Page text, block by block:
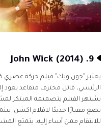
9. John Wick (2014)
يعتبر "جون ويك" فيلم حركة عصري
الرئيسي، قاتل محترف متقاعد
يشتهر الفيلم بتصميمه المبتكر
يضع معيارًا جديدًا لافلام اكشن.
للانتقام ممن أساء إليه، يتمتع